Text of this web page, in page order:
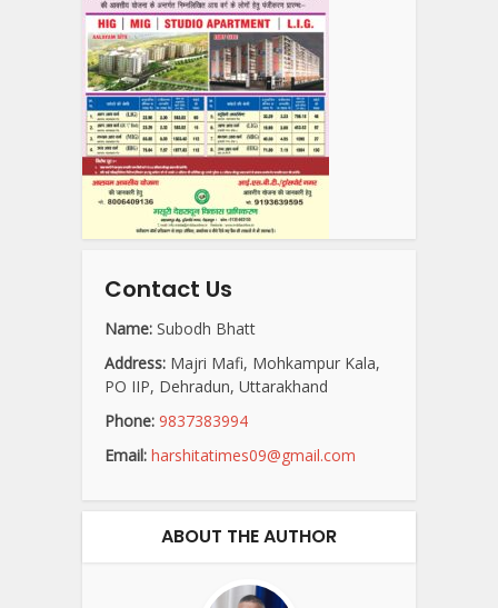
Contact Us
Name: Subodh Bhatt
Address: Majri Mafi, Mohkampur Kala,
PO IIP, Dehradun, Uttarakhand
Phone: 9837383994
Email: harshitatimes09@gmail.com
ABOUT THE AUTHOR